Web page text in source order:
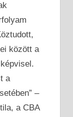
között a
a
–
a CBA